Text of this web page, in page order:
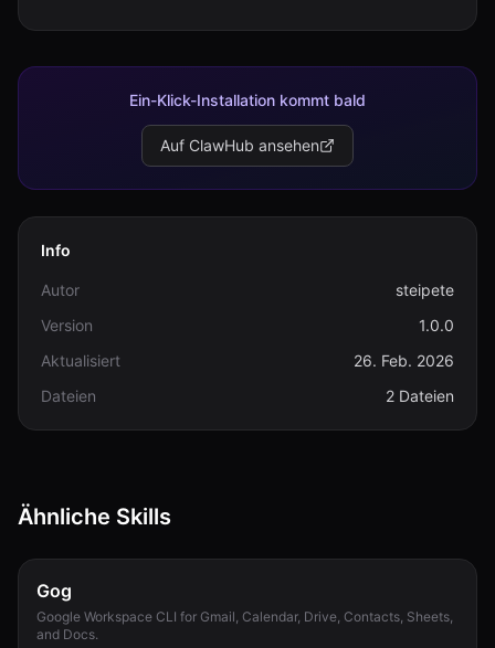
Ein-Klick-Installation kommt bald
Auf ClawHub ansehen
Info
Autor
steipete
Version
1.0.0
Aktualisiert
26. Feb. 2026
Dateien
2 Dateien
Ähnliche Skills
Gog
Google Workspace CLI for Gmail, Calendar, Drive, Contacts, Sheets,
and Docs.